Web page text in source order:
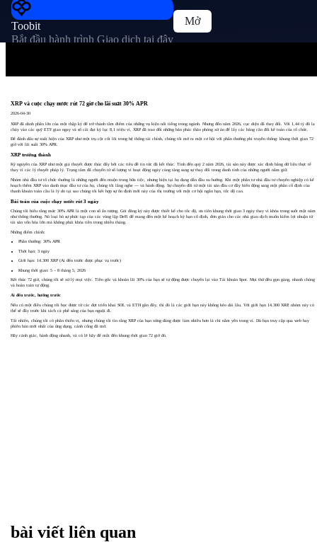
Toobit
Bắt đầu hành trình Giao dịch tại đây
Mở
XRP và cuộc chạy nước rút 72 giờ cho lãi suất 30% APR
2026-04-30
XRP đã dành phần lớn của một thập kỷ để trở thành tâm điểm của những vụ kiện nổi tiếng trong ngành. Nhưng đến năm 2026, cục diện đã thay đổi. Với 1,44 tỷ đô la
chảy vào các quỹ ETF giao ngay và sổ cái đạt kỷ lục 8,1 triệu ví, XRP đã trao đổi những bản phác thảo phòng xử án để lấy các bảng cân đối kế toán của tổ chức.
Để đánh dấu sự xuất hiện của XRP như một trụ cột cốt lõi trong hệ thống tài chính, chúng tôi mở ra một cơ hội với phần thưởng phi truyền thống: khung thời gian 72
giờ với lãi suất 30% APR.
XRP trưởng thành
Kỷ nguyên của XRP như một giả thuyết được thúc đẩy bởi các tiêu đề tin tức đã kết thúc. Tính đến quý 2 năm 2026, tài sản này được xác định bằng dữ liệu thực tế
thay vì các lý thuyết pháp lý. Trọng tâm đã chuyển từ số lượng ví hoạt động ngày càng tăng sang sự thay đổi trong danh tính của những người nắm giữ.
Nhóm nhà đầu tư tổ chức thường là những người đến muộn trong bữa tiệc, nhưng hiện tại họ đang dẫn đầu xu hướng. Khi một phần tư nhà đầu tư chuyên nghiệp có kế
hoạch thêm XRP vào danh mục đầu tư của họ, chúng tôi lắng nghe — và hành động. Sự chuyển đổi từ một tài sản đầu cơ đầy biến động sang một phần cố định của
thanh khoản toàn cầu là lý do tại sao chúng tôi kết hợp sự ổn định mới này của thị trường với một cơ hội ngắn hạn, tốc độ cao.
Bài toán của cuộc chạy nước rút 3 ngày
Chúng tôi hiểu rằng mức 30% APR là một con số ấn tượng. Gói đăng ký này được thiết kế cho tốc độ, ưu tiên khung thời gian 3 ngày thay vì khóa trong suốt một năm
như thông thường. Nó loại bỏ sự phức tạp của các vòng lặp DeFi để mang đến một kế hoạch kỳ hạn cố định, đơn giản cho các nhà giao dịch muốn kiếm lợi nhuận từ
tài sản vốn hóa lớn mà không phải khóa tiền trong nhiều tháng.
Những điểm chính:
Phần thưởng: 30% APR
Thời hạn: 3 ngày
Giới hạn: 14.300 XRP (Ai đến trước được phục vụ trước)
Khung thời gian: 5 – 8 tháng 5, 2026
Kết thúc 72 giờ, chúng tôi sẽ xử lý mọi việc. Tiền gốc và khoản lãi 30% của bạn sẽ tự động được chuyển lại vào Tài khoản Spot. Mọi thứ đều gọn gàng, nhanh chóng
và hoàn toàn tự động.
Ai đến trước, hưởng trước
Nếu có một điều chúng tôi học được từ các đợt triển khai SOL và ETH gần đây, thì đó là các giới hạn này không kéo dài lâu. Với giới hạn 14.300 XRP, nhóm này có
thể sẽ đầy trước khi tách cà phê sáng của bạn nguội đi.
Tất nhiên, chúng tôi có phần thiên vị, nhưng chúng tôi tin rằng XRP của bạn xứng đáng được làm nhiều hơn là chỉ nằm yên trong ví. Dù bạn truy cập qua web hay
phiên bản mới nhất của ứng dụng, cánh cổng đã mở.
Hãy cảnh giác, hành động nhanh, và có lẽ hãy để mắt đến khung thời gian 72 giờ đó.
bài viết liên quan